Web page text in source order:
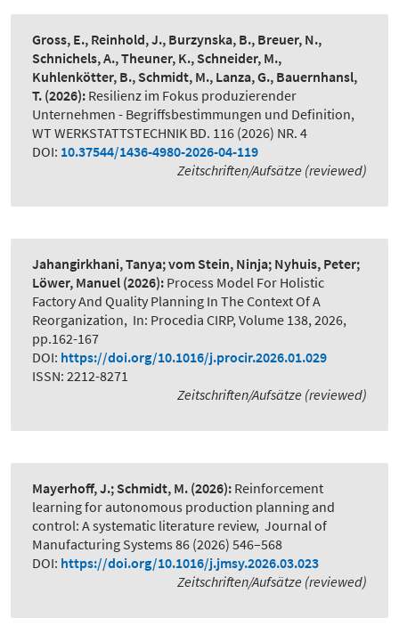
Gross, E., Reinhold, J., Burzynska, B., Breuer, N.,
Schnichels, A., Theuner, K., Schneider, M.,
Kuhlenkötter, B., Schmidt, M., Lanza, G., Bauernhansl,
T. (2026): Resilienz im Fokus produzierender
Unternehmen - Begriffsbestimmungen und Definition,
WT WERKSTATTSTECHNIK BD. 116 (2026) NR. 4
DOI: 10.37544/1436-4980-2026-04-119
Zeitschriften/Aufsätze (reviewed)
Jahangirkhani, Tanya; vom Stein, Ninja; Nyhuis, Peter;
Löwer, Manuel (2026): Process Model For Holistic
Factory And Quality Planning In The Context Of A
Reorganization, In: Procedia CIRP, Volume 138, 2026,
pp.162-167
DOI: https://doi.org/10.1016/j.procir.2026.01.029
ISSN: 2212-8271
Zeitschriften/Aufsätze (reviewed)
Mayerhoff, J.; Schmidt, M. (2026): Reinforcement
learning for autonomous production planning and
control: A systematic literature review, Journal of
Manufacturing Systems 86 (2026) 546–568
DOI: https://doi.org/10.1016/j.jmsy.2026.03.023
Zeitschriften/Aufsätze (reviewed)